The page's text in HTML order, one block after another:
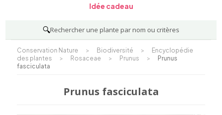
Idée cadeau
🔍Rechercher une plante par nom ou critères
Conservation Nature > Biodiversité >
Encyclopédie
des plantes
> Rosaceae > Prunus >
Prunus
fasciculata
Prunus fasciculata